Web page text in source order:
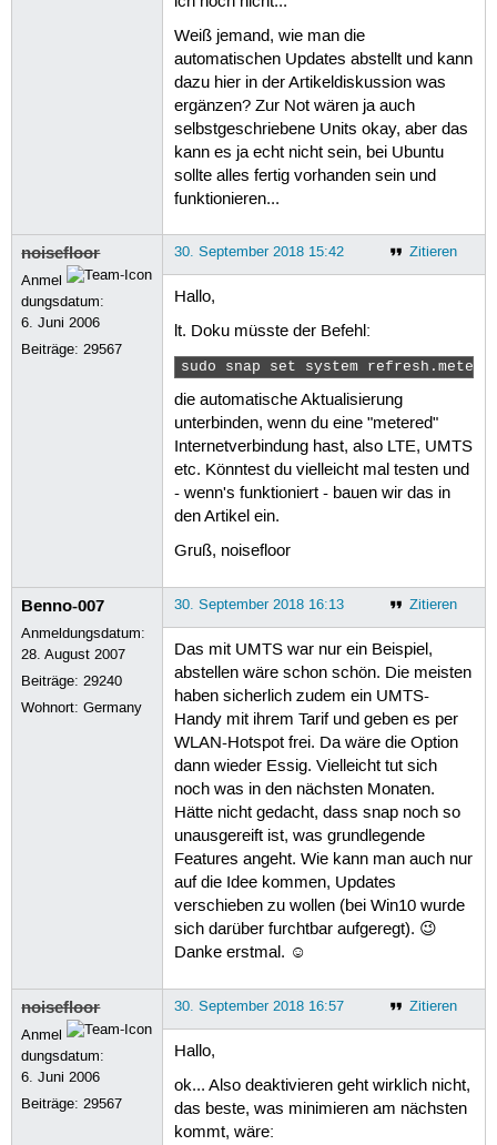
Weiß jemand, wie man die
automatischen Updates abstellt und kann
dazu hier in der Artikeldiskussion was
ergänzen? Zur Not wären ja auch
selbstgeschriebene Units okay, aber das
kann es ja echt nicht sein, bei Ubuntu
sollte alles fertig vorhanden sein und
funktionieren...
noisefloor
Anmel
dungsdatum:
6. Juni 2006
Beiträge:29567
Zitieren
30. September 2018 15:42
Hallo,
lt. Doku müsste der Befehl:
sudo snap set system
die automatische Aktualisierung
unterbinden, wenn du eine "metered"
Internetverbindung hast, also LTE, UMTS
etc. Könntest du vielleicht mal testen und
- wenn's funktioniert - bauen wir das in
den Artikel ein.
Gruß, noisefloor
Benno-007
Anmeldungsdatum:
28. August 2007
Beiträge:29240
Wohnort: Germany
Zitieren
30. September 2018 16:13
Das mit UMTS war nur ein Beispiel,
abstellen wäre schon schön. Die meisten
haben sicherlich zudem ein UMTS-
Handy mit ihrem Tarif und geben es per
WLAN-Hotspot frei. Da wäre die Option
dann wieder Essig. Vielleicht tut sich
noch was in den nächsten Monaten.
Hätte nicht gedacht, dass snap noch so
unausgereift ist, was grundlegende
Features angeht. Wie kann man auch nur
auf die Idee kommen, Updates
verschieben zu wollen (bei Win10 wurde
sich darüber furchtbar aufgeregt). 😉
Danke erstmal. ☺
noisefloor
Anmel
dungsdatum:
6. Juni 2006
Beiträge:29567
Zitieren
30. September 2018 16:57
Hallo,
ok... Also deaktivieren geht wirklich nicht,
das beste, was minimieren am nächsten
kommt, wäre: